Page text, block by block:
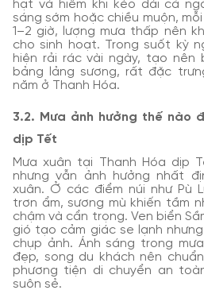
hạt và hiếm khi kéo dài cả
sáng sớm hoặc chiều muộn,
1–2 giờ, lượng mưa thấp nên
cho sinh hoạt. Trong suốt kỳ
hiện rải rác vài ngày, tạo nên
bảng lảng sương, rất đặc
năm ở Thanh Hóa.
3.2. Mưa ảnh hưởng thế nào
dịp Tết
Mưa xuân tại Thanh Hóa dịp
nhưng vẫn ảnh hưởng nhất
xuân. Ở các điểm núi như Pù
trơn ẩm, sương mù khiến tầm
chậm và cẩn trọng. Ven biển
gió tạo cảm giác se lạnh
chụp ảnh. Ánh sáng trong
đẹp, song du khách nên
phương tiện di chuyển an
suôn sẻ.